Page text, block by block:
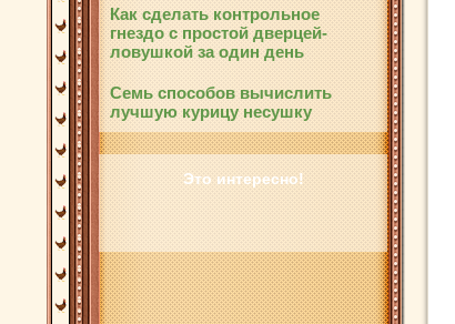
Как сделать контрольное
гнездо с простой дверцей-
ловушкой за один день
Семь способов вычислить
лучшую курицу несушку
Это интересно!